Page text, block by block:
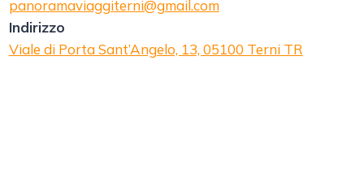
panoramaviaggiterni@gmail.com
Indirizzo
Viale di Porta Sant’Angelo, 13, 05100 Terni TR